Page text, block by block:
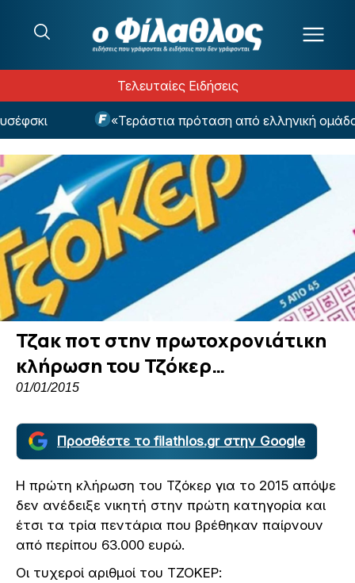
Τελευταίες Ειδήσεις
«Τεράστια πρόταση από ελληνική ομάδα
Τζακ ποτ στην πρωτοχρονιάτικη
κλήρωση του Τζόκερ…
01/01/2015
Προσθέστε το filathlos.gr στην Google
Η πρώτη κλήρωση του Τζόκερ για το 2015 απόψε
δεν ανέδειξε νικητή στην πρώτη κατηγορία και
έτσι τα τρία πεντάρια που βρέθηκαν παίρνουν
από περίπου 63.000 ευρώ.
Οι τυχεροί αριθμοί του ΤΖΟΚΕΡ: